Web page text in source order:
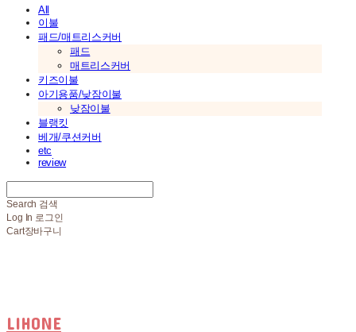
All
이불
패드/매트리스커버
패드
매트리스커버
키즈이불
아기용품/낮잠이불
낮잠이불
블랭킷
베개/쿠션커버
etc
review
Search 검색
Log In 로그인
Cart장바구니
LIHONE